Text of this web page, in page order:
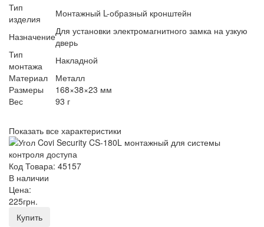
Тип
изделия
Монтажный L-образный кронштейн
НазначениеДля установки электромагнитного замка на узкую
дверь
Тип
монтажа
Накладной
Материал
Металл
Размеры
168×38×23 мм
Вес
93 г
Показать все характеристики
Код Товара: 45157
В наличии
Цена:
225грн.
Купить